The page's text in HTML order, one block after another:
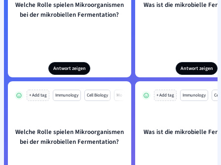
Welche Rolle spielen Mikroorganismen
bei der mikrobiellen Fermentation?
Antwort zeigen
Was ist die mikrobielle
Antwort zeigen
+ Add tag Immunology Cell Biology Mo
Welche Rolle spielen Mikroorganismen
bei der mikrobiellen Fermentation?
+ Add tag Immunology
Was ist die mikrobielle